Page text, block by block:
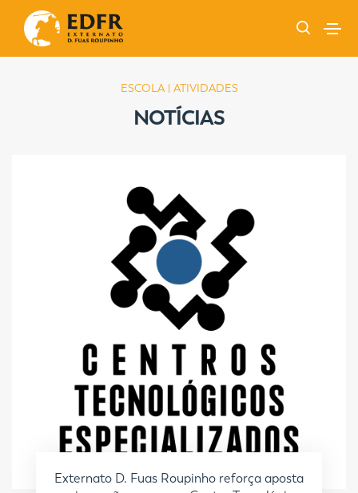
ESCOLA | ATIVIDADES
NOTÍCIAS
Externato D. Fuas Roupinho reforça aposta